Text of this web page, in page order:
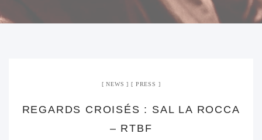
NEWS PRESS
REGARDS CROISÉS : SAL LA ROCCA
– RTBF